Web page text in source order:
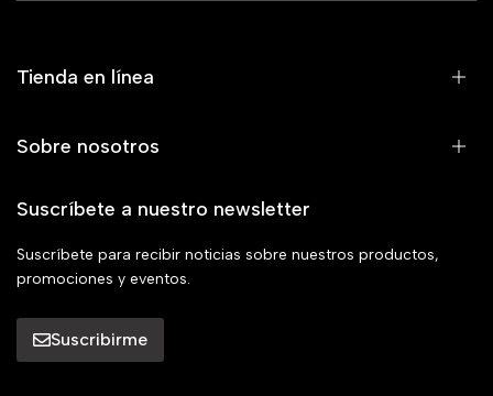
Tienda en línea
Sobre nosotros
Suscríbete a nuestro newsletter
Suscríbete para recibir noticias sobre nuestros productos,
promociones y eventos.
Suscribirme